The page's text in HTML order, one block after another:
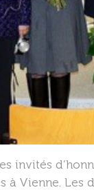
invités
Vienne. Les